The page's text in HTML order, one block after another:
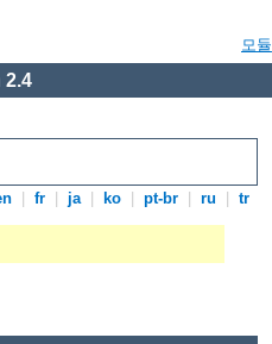
모듈
2.4
fr ja ko pt-br ru tr